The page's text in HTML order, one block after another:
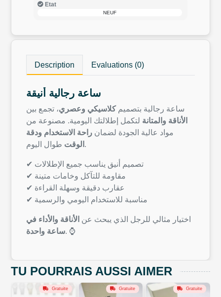
Etat
NEUF
Description Evaluations (0)
ساعة رجالية أنيقة
ساعة رجالية بتصميمكلاسيكي وعصري، تجمع بين
الأناقة والمتانة لتكمل إطلالتك اليومية. مصنوعة من
مواد عالية الجودة لضمان راحة الاستخدام ودقة
الوقت طوال اليوم.
✔ تصميم أنيق يناسب جميع الإطلالات
✔ مقاومة للتآكل وخامات متينة
✔ عقارب دقيقة وسهلة القراءة
✔ مناسبة للاستخدام اليومي والرسمية
اختيار مثالي للرجل الذي يبحث عن الأناقة والأداء في
ساعة واحدة. ⌚
TU POURRAIS AUSSI AIMER
Gratuite Gratuite Gratuite